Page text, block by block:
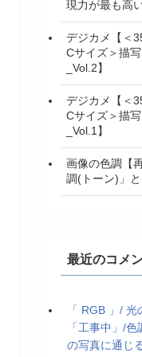
現力が最も高
デジカメ【＜
Cサイズ＞描
_Vol.2】
デジカメ【＜
Cサイズ＞描
_Vol.1】
画像の色調【
調(トーン)」
最近のコメ
「 RGB 」/
「工事中」/
の写真に通じ